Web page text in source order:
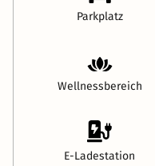
Parkplatz
Wellnessbereich
E-Ladestation